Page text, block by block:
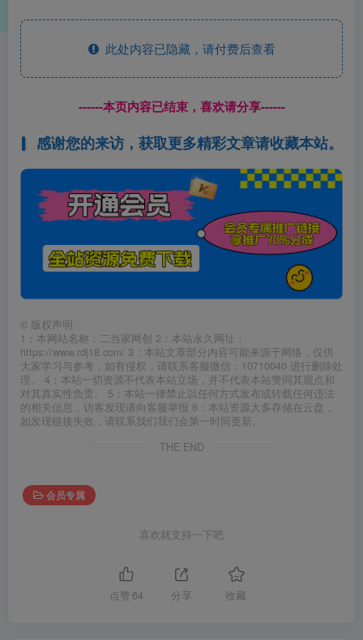
此处内容已隐藏，请付费后查看
------本页内容已结束，喜欢请分享------
感谢您的来访，获取更多精彩文章请收藏本站。
© 版权声明
1：本网站名称：二当家网创 2：本站永久网址：
https://www.rdj18.com/ 3：本站文章部分内容可能来源于网络，仅供
大家学习与参考，如有侵权，请联系客服微信：10710040 进行删除处
理。 4：本站一切资源不代表本站立场，并不代表本站赞同其观点和
对其真实性负责。 5：本站一律禁止以任何方式发布或转载任何违法
的相关信息，访客发现请向客服举报 6：本站资源大多存储在云盘，
如发现链接失效，请联系我们我们会第一时间更新。
THE END
会员专属
喜欢就支持一下吧
点赞 64 分享 收藏